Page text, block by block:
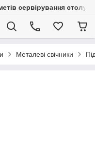
сервірування
Металеві свічники